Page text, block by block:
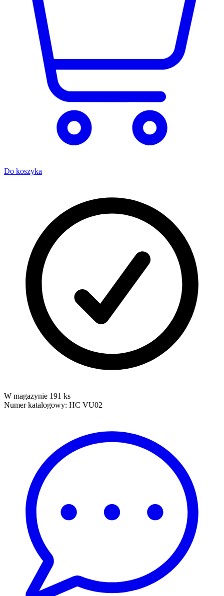
Do koszyka
W magazynie 191 ks
Numer katalogowy: HC VU02